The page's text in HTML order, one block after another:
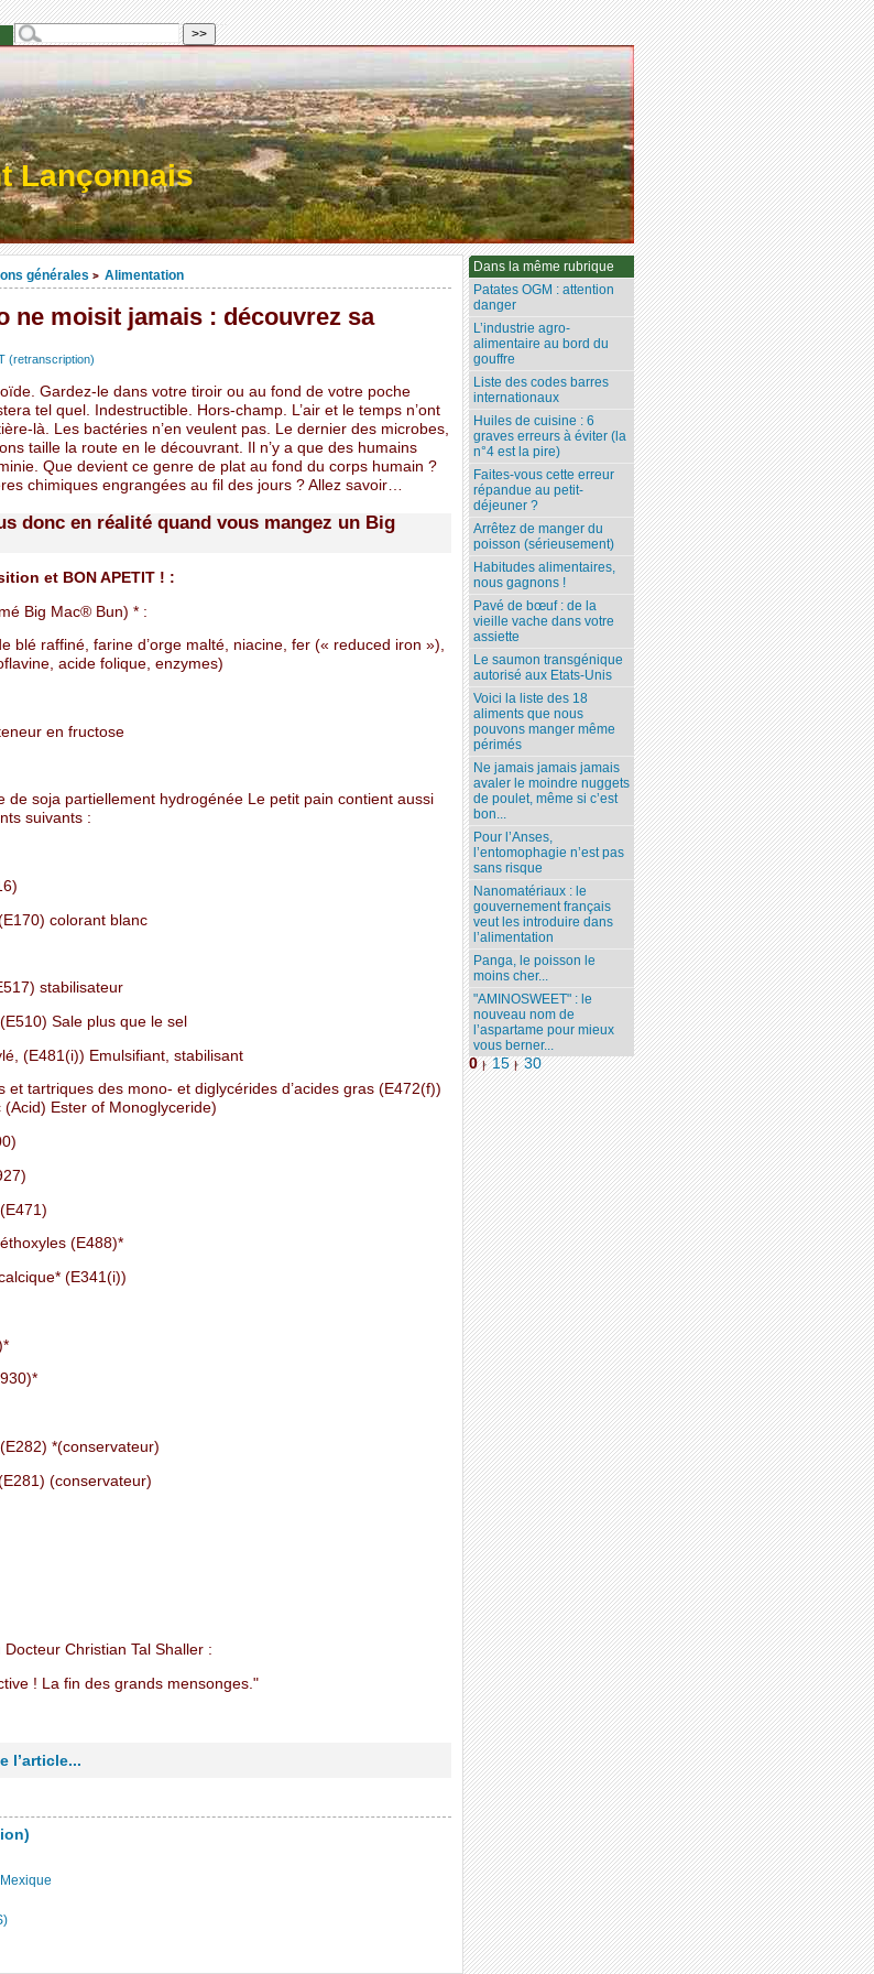
Lançonnais
générales > Alimentation
ne moisit jamais : découvrez sa
(retranscription)
Gardez-le dans votre tiroir ou au fond de votre poche
tel quel. Indestructible. Hors-champ. L’air et le temps n’ont
là. Les bactéries n’en veulent pas. Le dernier des microbes,
taille la route en le découvrant. Il n’y a que des humains
Que devient ce genre de plat au fond du corps humain ?
chimiques engrangées au fil des jours ? Allez savoir…
donc en réalité quand vous mangez un Big
et BON APETIT ! :
Big Mac® Bun) * :
blé raffiné, farine d’orge malté, niacine, fer (« reduced iron »),
acide folique, enzymes)
en fructose
de soja partiellement hydrogénée Le petit pain contient aussi
suivants :
colorant blanc
stabilisateur
Sale plus que le sel
(E481(i)) Emulsifiant, stabilisant
et tartriques des mono- et diglycérides d’acides gras (E472(f))
(Acid) Ester of Monoglyceride)
(E488)*
(E341(i))
*(conservateur)
(conservateur)
Christian Tal Shaller :
! La fin des grands mensonges."
l’article...
Dans la même rubrique
Patates OGM : attention
danger
L’industrie agro-
alimentaire au bord du
gouffre
Liste des codes barres
internationaux
Huiles de cuisine : 6
graves erreurs à éviter (la
n°4 est la pire)
Faites-vous cette erreur
répandue au petit-
déjeuner ?
Arrêtez de manger du
poisson (sérieusement)
Habitudes alimentaires,
nous gagnons !
Pavé de bœuf : de la
vieille vache dans votre
assiette
Le saumon transgénique
autorisé aux Etats-Unis
Voici la liste des 18
aliments que nous
pouvons manger même
périmés
Ne jamais jamais jamais
avaler le moindre nuggets
de poulet, même si c’est
bon...
Pour l’Anses,
l’entomophagie n’est pas
sans risque
Nanomatériaux : le
gouvernement français
veut les introduire dans
l’alimentation
Panga, le poisson le
moins cher...
"AMINOSWEET" : le
nouveau nom de
l’aspartame pour mieux
vous berner...
0 | 15 | 30